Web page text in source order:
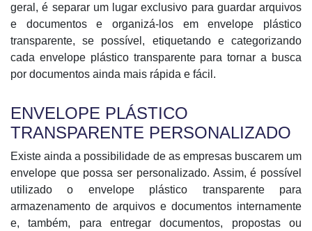
geral, é separar um lugar exclusivo para guardar arquivos
e documentos e organizá-los em envelope plástico
transparente, se possível, etiquetando e categorizando
cada envelope plástico transparente para tornar a busca
por documentos ainda mais rápida e fácil.
ENVELOPE PLÁSTICO
TRANSPARENTE PERSONALIZADO
Existe ainda a possibilidade de as empresas buscarem um
envelope que possa ser personalizado. Assim, é possível
utilizado o envelope plástico transparente para
armazenamento de arquivos e documentos internamente
e, também, para entregar documentos, propostas ou